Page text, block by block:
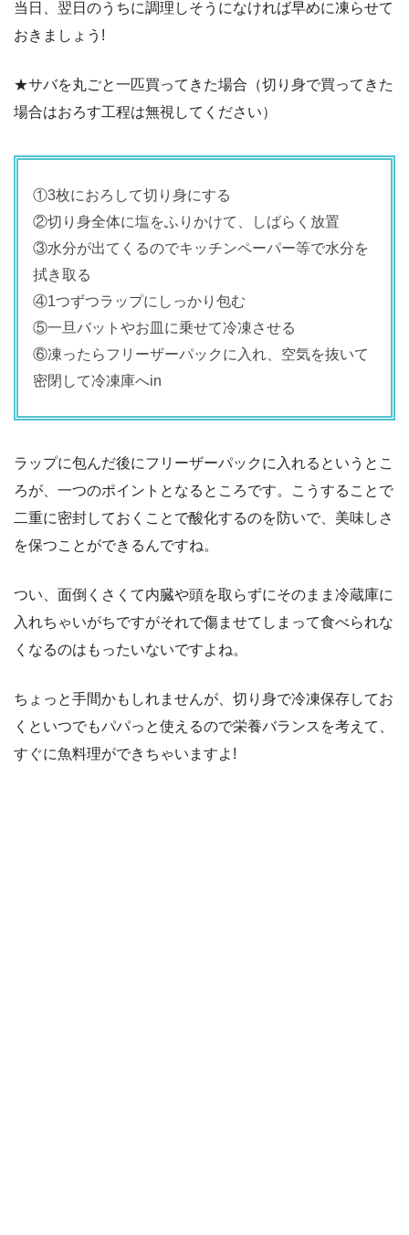
当日、翌日のうちに調理しそうになければ早めに凍らせて
おきましょう!
★サバを丸ごと一匹買ってきた場合（切り身で買ってきた
場合はおろす工程は無視してください）
①3枚におろして切り身にする
②切り身全体に塩をふりかけて、しばらく放置
③水分が出てくるのでキッチンペーパー等で水分を
拭き取る
④1つずつラップにしっかり包む
⑤一旦バットやお皿に乗せて冷凍させる
⑥凍ったらフリーザーパックに入れ、空気を抜いて
密閉して冷凍庫へin
ラップに包んだ後にフリーザーパックに入れるというとこ
ろが、一つのポイントとなるところです。こうすることで
二重に密封しておくことで酸化するのを防いで、美味しさ
を保つことができるんですね。
つい、面倒くさくて内臓や頭を取らずにそのまま冷蔵庫に
入れちゃいがちですがそれで傷ませてしまって食べられな
くなるのはもったいないですよね。
ちょっと手間かもしれませんが、切り身で冷凍保存してお
くといつでもパパっと使えるので栄養バランスを考えて、
すぐに魚料理ができちゃいますよ!